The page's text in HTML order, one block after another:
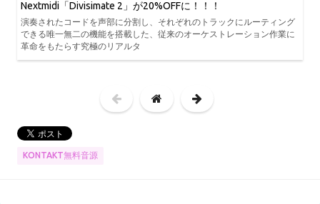
Nextmidi「Divisimate 2」が20%OFFに！！！
演奏されたコードを声部に分割し、それぞれのトラックにルーティング
できる唯一無二の機能を搭載した、従来のオーケストレーション作業に
革命をもたらす究極のリアルタ
KONTAKT無料音源